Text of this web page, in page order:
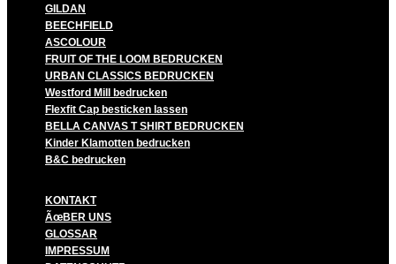
GILDAN
BEECHFIELD
ASCOLOUR
FRUIT OF THE LOOM BEDRUCKEN
URBAN CLASSICS BEDRUCKEN
Westford Mill bedrucken
Flexfit Cap besticken lassen
BELLA CANVAS T SHIRT BEDRUCKEN
Kinder Klamotten bedrucken
B&C bedrucken
KONTAKT
ÃœBER UNS
GLOSSAR
IMPRESSUM